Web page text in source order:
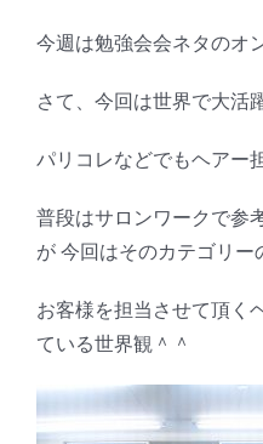
今週は勉強会会ネタのオ
さて、今回は世界で大活
パリコレなどでもヘアー
普段はサロンワークで参
が 今回はそのカテゴリ
お客様を担当させて頂く
ている世界観＾＾